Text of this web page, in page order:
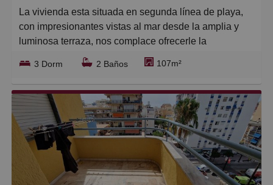
La vivienda esta situada en segunda línea de playa,
con impresionantes vistas al mar desde la amplia y
luminosa terraza, nos complace ofrecerle la
oportunidad de adquirir esta propiedad.
El apartamento se encuentra totalmente reformado
Su ubicación le permite tener fácil acceso a todas sus
necesidades, como chiringuitos, transporte público y
supermercados etc.. .
El apartamento es espacioso y esta bien distribuido,
con 3 dormitorios dobles y 2 baños, una amplia cocina
3 Dorm 2 Baños 107m²